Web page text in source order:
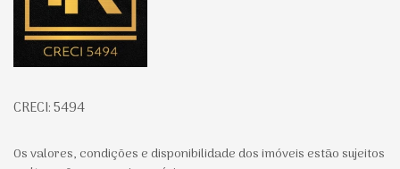
CRECI: 5494
Os valores, condições e disponibilidade dos imóveis estão sujeitos